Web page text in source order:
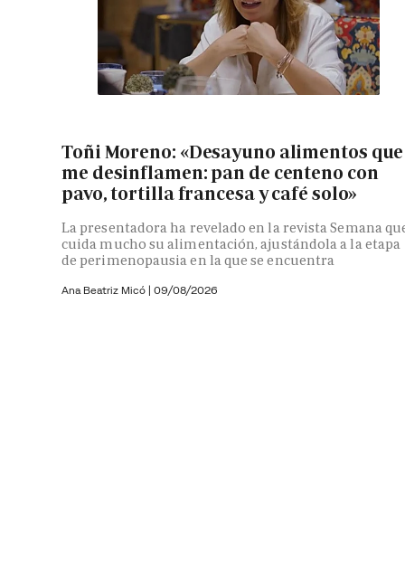
Toñi Moreno: «Desayuno alimentos que
me desinflamen: pan de centeno con
pavo, tortilla francesa y café solo»
La presentadora ha revelado en la revista Semana
cuida mucho su alimentación, ajustándola a la etapa
de perimenopausia en la que se encuentra
Ana Beatriz Micó | 09/08/2026